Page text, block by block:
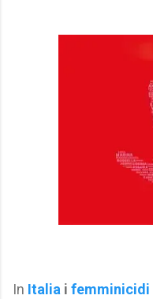
In Italia i femminicidi